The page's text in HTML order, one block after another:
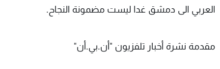
العربي الى دمشق غدا ليست مضمونة النجاح.
مقدمة نشرة أخبار تلفزيون "أن.بي.أن"